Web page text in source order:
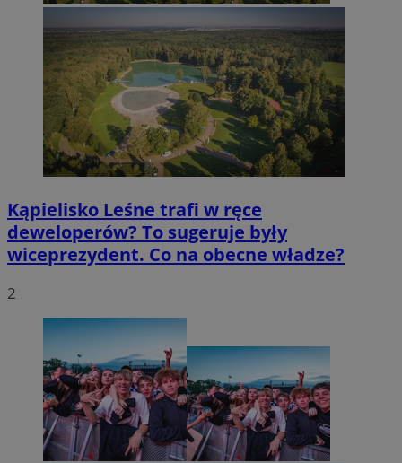
Kąpielisko Leśne trafi w ręce
deweloperów? To sugeruje były
wiceprezydent. Co na obecne władze?
2